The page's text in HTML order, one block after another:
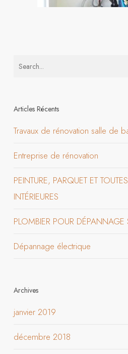
Articles Récents
Travaux de rénovation salle de
Entreprise de rénovation
PEINTURE, PARQUET ET
INTÉRIEURES
PLOMBIER POUR DÉPANNAGE
Dépannage électrique
Archives
janvier 2019
décembre 2018